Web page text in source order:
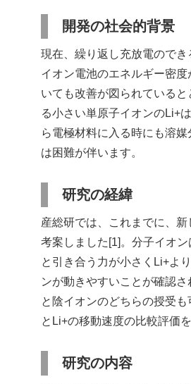
開発の社会的背景
現在、繰り返し充放電ので
イオン電池のエネルギー密
いても改善が図られている
る小さい単原子イオンのLi+
ら電極材料に入る時にも溶
は困難が伴います。
研究の経緯
産総研では、これまでに、
考案しました[1]。分子イオ
と引き合う力が小さくLi+よ
ンが動きやすいことが確認
と陰イオンのどちらの授受
とLi+の移動速度の比較評価
研究の内容